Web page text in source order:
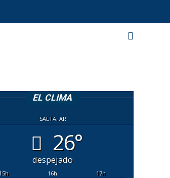
EL CLIMA
SALTA, AR
26°
despejado
15h 16h 17h